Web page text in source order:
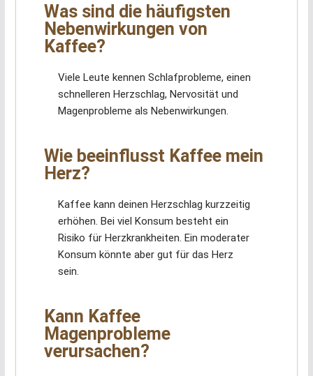
Was sind die häufigsten
Nebenwirkungen von
Kaffee?
Viele Leute kennen Schlafprobleme, einen
schnelleren Herzschlag, Nervosität und
Magenprobleme als Nebenwirkungen.
Wie beeinflusst Kaffee mein
Herz?
Kaffee kann deinen Herzschlag kurzzeitig
erhöhen. Bei viel Konsum besteht ein
Risiko für Herzkrankheiten. Ein moderater
Konsum könnte aber gut für das Herz
sein.
Kann Kaffee
Magenprobleme
verursachen?